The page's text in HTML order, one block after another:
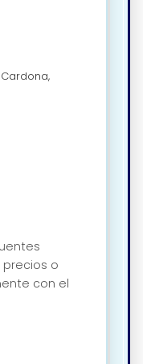
Cardona,
precios o
con el